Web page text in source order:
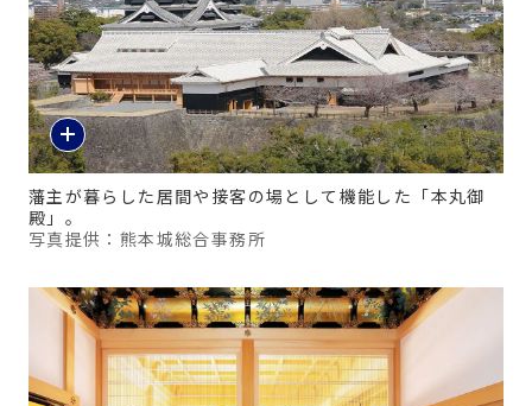
藩主が暮らした居間や接客の場として機能した「本丸御
殿」。
写真提供：熊本城総合事務所